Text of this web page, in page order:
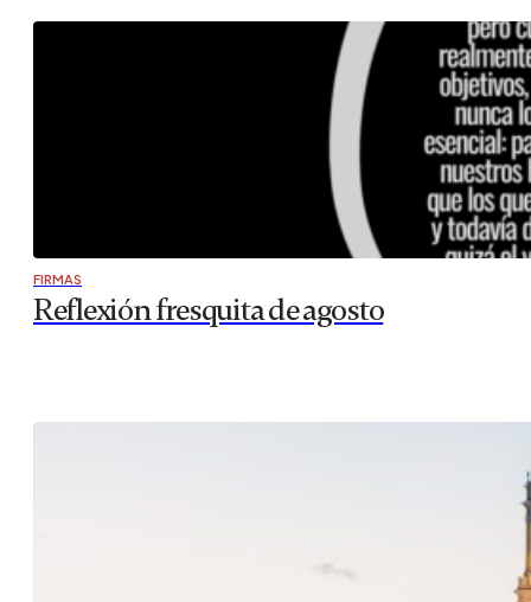
FIRMAS
Reflexión fresquita de agosto